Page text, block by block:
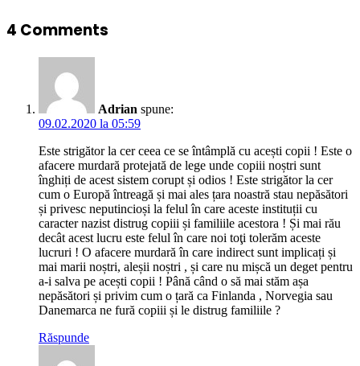
4 Comments
Adrian spune:
09.02.2020 la 05:59
Este strigător la cer ceea ce se întâmplă cu acești copii ! Este o
afacere murdară protejată de lege unde copiii noștri sunt
înghiți de acest sistem corupt și odios ! Este strigător la cer
cum o Europă întreagă și mai ales țara noastră stau nepăsători
și privesc neputincioși la felul în care aceste instituții cu
caracter nazist distrug copiii și familiile acestora ! Și mai rău
decât acest lucru este felul în care noi toţi tolerăm aceste
lucruri ! O afacere murdară în care indirect sunt implicați și
mai marii noștri, aleșii noștri , și care nu mișcă un deget pentru
a-i salva pe acești copii ! Până când o să mai stăm așa
nepăsători și privim cum o țară ca Finlanda , Norvegia sau
Danemarca ne fură copiii și le distrug familiile ?
Răspunde